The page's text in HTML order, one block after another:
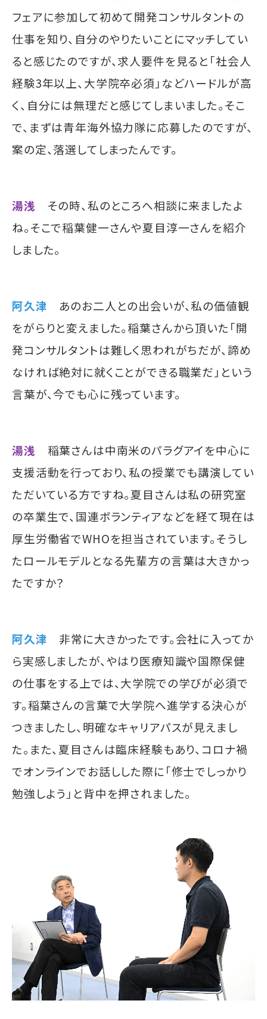
フェアに参加して初めて開発コンサルタントの
仕事を知り、自分のやりたいことにマッチしてい
ると感じたのですが、求人要件を見ると「社会人
経験3年以上、大学院卒必須」などハードルが高
く、自分には無理だと感じてしまいました。そこ
で、まずは青年海外協力隊に応募したのですが、
案の定、落選してしまったんです。
湯浅 その時、私のところへ相談に来ましたよ
ね。そこで稲葉健一さんや夏目淳一さんを紹介
しました。
阿久津 あのお二人との出会いが、私の価値観
をがらりと変えました。稲葉さんから頂いた「開
発コンサルタントは難しく思われがちだが、諦め
なければ絶対に就くことができる職業だ」という
言葉が、今でも心に残っています。
湯浅 稲葉さんは中南米のパラグアイを中心に
支援活動を行っており、私の授業でも講演してい
ただいている方ですね。夏目さんは私の研究室
の卒業生で、国連ボランティアなどを経て現在は
厚生労働省でWHOを担当されています。そうし
たロールモデルとなる先輩方の言葉は大きかっ
たですか？
阿久津 非常に大きかったです。会社に入ってか
ら実感しましたが、やはり医療知識や国際保健
の仕事をする上では、大学院での学びが必須で
す。稲葉さんの言葉で大学院へ進学する決心が
つきましたし、明確なキャリアパスが見えまし
た。また、夏目さんは臨床経験もあり、コロナ禍
でオンラインでお話しした際に「修士でしっかり
勉強しよう」と背中を押されました。